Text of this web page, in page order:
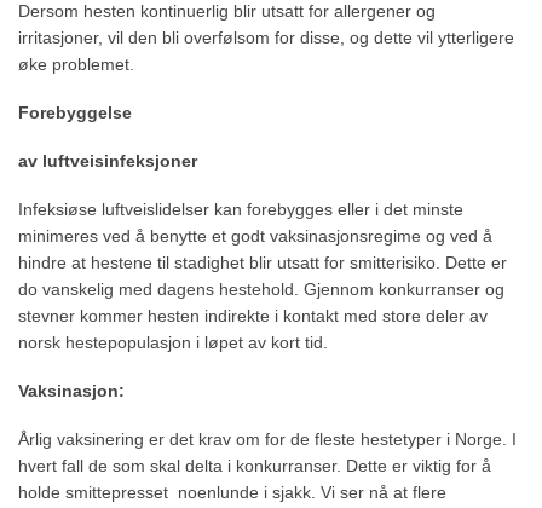
Dersom hesten kontinuerlig blir utsatt for allergener og
irritasjoner, vil den bli overfølsom for disse, og dette vil ytterligere
øke problemet.
Forebyggelse
av luftveisinfeksjoner
Infeksiøse luftveislidelser kan forebygges eller i det minste
minimeres ved å benytte et godt vaksinasjonsregime og ved å
hindre at hestene til stadighet blir utsatt for smitterisiko. Dette er
do vanskelig med dagens hestehold. Gjennom konkurranser og
stevner kommer hesten indirekte i kontakt med store deler av
norsk hestepopulasjon i løpet av kort tid.
Vaksinasjon:
Årlig vaksinering er det krav om for de fleste hestetyper i Norge. I
hvert fall de som skal delta i konkurranser. Dette er viktig for å
holde smittepresset noenlunde i sjakk. Vi ser nå at flere